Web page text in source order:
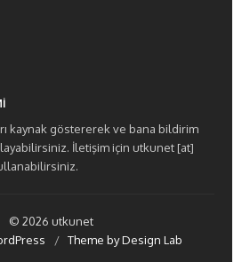
kaynak göstererek ve bana bildirim
İletişim için utkunet [at]
© 2026 utkunet
/ Theme by Design Lab